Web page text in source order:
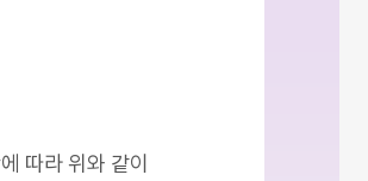
따라 위와 같이